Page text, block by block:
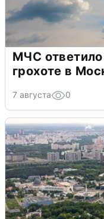
МЧС
грохоте в
7 августа 0